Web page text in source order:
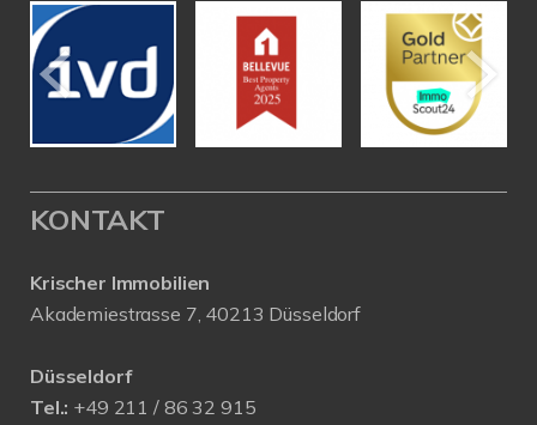
KONTAKT
Krischer Immobilien
Akademiestrasse 7, 40213 Düsseldorf
Düsseldorf
Tel.: +49 211 / 86 32 915